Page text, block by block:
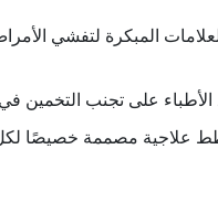
المبكرة لتفشي
الأطباء على تجنب التخمين
علاجية مصممة خصيصًا